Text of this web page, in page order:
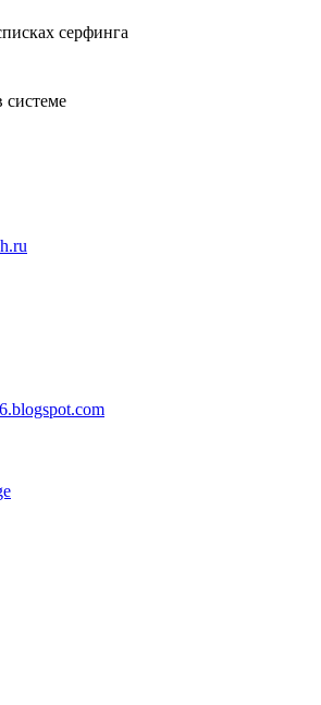
серфинга
системе